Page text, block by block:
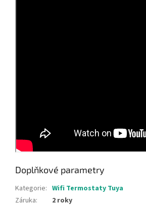
Doplňkové parametry
Kategorie: Wifi Termostaty Tuya
Záruka: 2 roky